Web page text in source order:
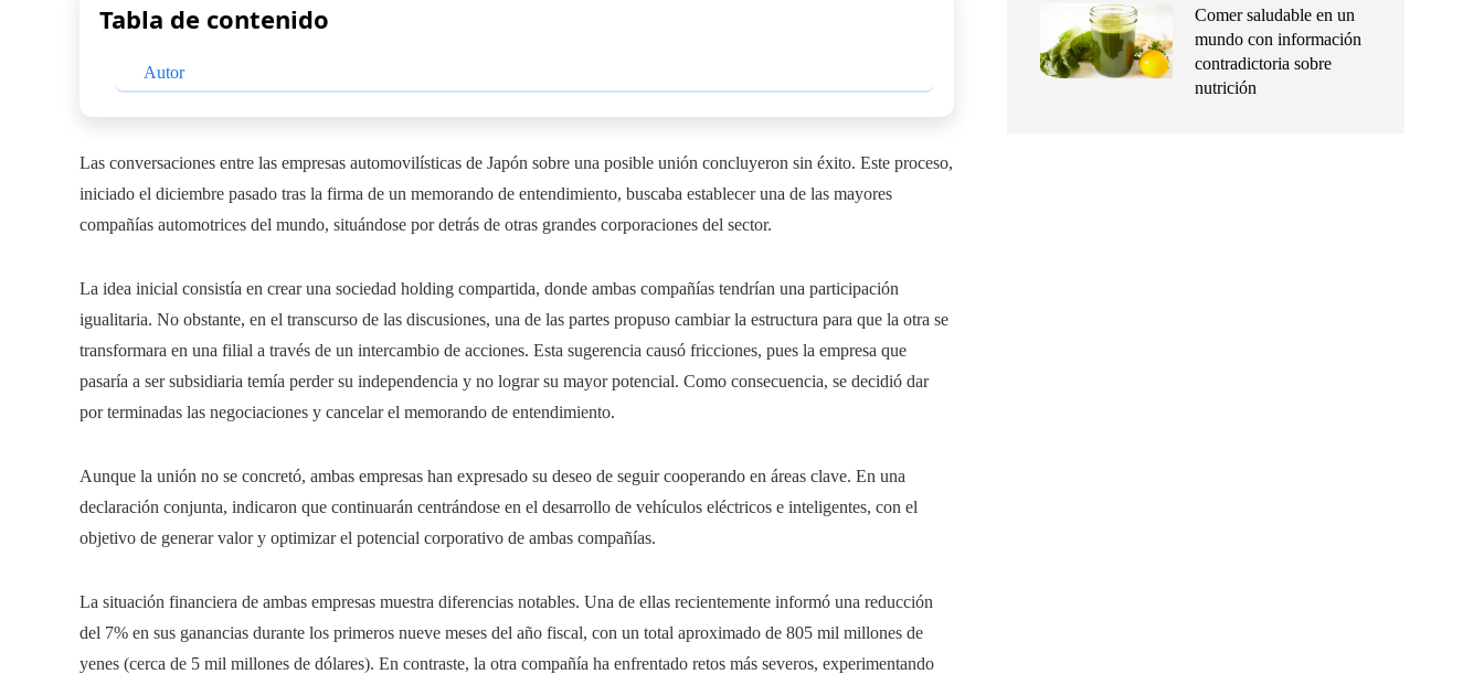
Tabla de contenido
Autor
Las conversaciones entre las empresas automovilísticas de Japón sobre una posible unión concluyeron sin éxito. Este proceso,
iniciado el diciembre pasado tras la firma de un memorando de entendimiento, buscaba establecer una de las mayores
compañías automotrices del mundo, situándose por detrás de otras grandes corporaciones del sector.
La idea inicial consistía en crear una sociedad holding compartida, donde ambas compañías tendrían una participación
igualitaria. No obstante, en el transcurso de las discusiones, una de las partes propuso cambiar la estructura para que la otra se
transformara en una filial a través de un intercambio de acciones. Esta sugerencia causó fricciones, pues la empresa que
pasaría a ser subsidiaria temía perder su independencia y no lograr su mayor potencial. Como consecuencia, se decidió dar
por terminadas las negociaciones y cancelar el memorando de entendimiento.
Aunque la unión no se concretó, ambas empresas han expresado su deseo de seguir cooperando en áreas clave. En una
declaración conjunta, indicaron que continuarán centrándose en el desarrollo de vehículos eléctricos e inteligentes, con el
objetivo de generar valor y optimizar el potencial corporativo de ambas compañías.
La situación financiera de ambas empresas muestra diferencias notables. Una de ellas recientemente informó una reducción
del 7% en sus ganancias durante los primeros nueve meses del año fiscal, con un total aproximado de 805 mil millones de
yenes (cerca de 5 mil millones de dólares). En contraste, la otra compañía ha enfrentado retos más severos, experimentando
Comer saludable en un
mundo con información
contradictoria sobre
nutrición